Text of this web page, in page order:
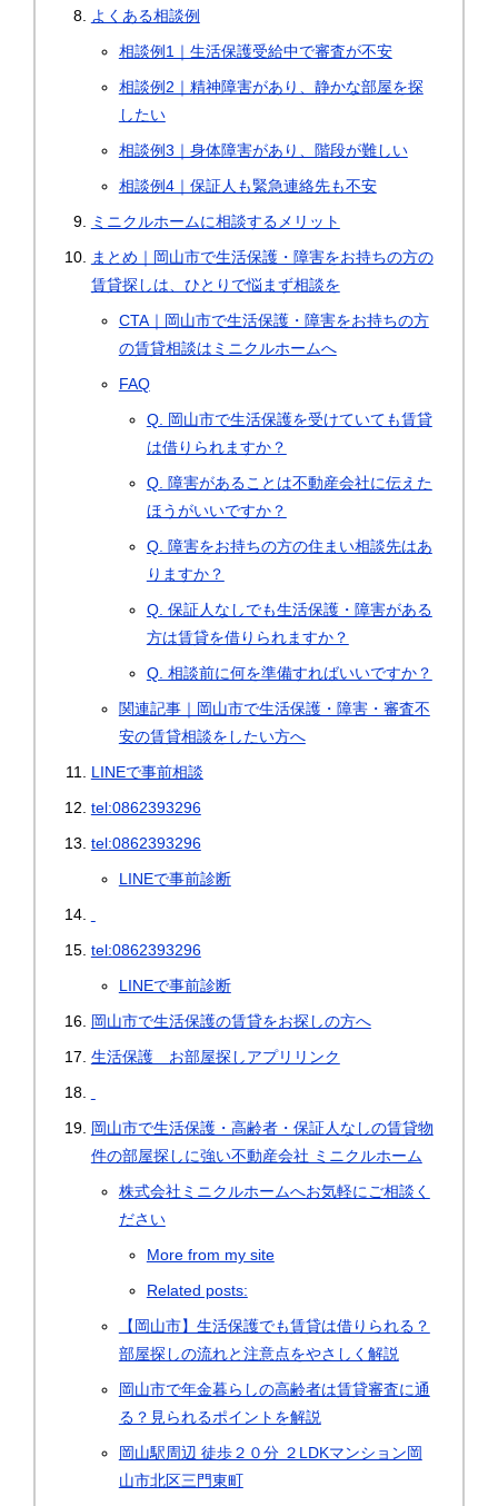
よくある相談例
相談例1｜生活保護受給中で審査が不安
相談例2｜精神障害があり、静かな部屋を探
したい
相談例3｜身体障害があり、階段が難しい
相談例4｜保証人も緊急連絡先も不安
ミニクルホームに相談するメリット
まとめ｜岡山市で生活保護・障害をお持ちの方の
賃貸探しは、ひとりで悩まず相談を
CTA｜岡山市で生活保護・障害をお持ちの方
の賃貸相談はミニクルホームへ
FAQ
Q. 岡山市で生活保護を受けていても賃貸
は借りられますか？
Q. 障害があることは不動産会社に伝えた
ほうがいいですか？
Q. 障害をお持ちの方の住まい相談先はあ
りますか？
Q. 保証人なしでも生活保護・障害がある
方は賃貸を借りられますか？
Q. 相談前に何を準備すればいいですか？
関連記事｜岡山市で生活保護・障害・審査不
安の賃貸相談をしたい方へ
LINEで事前相談
tel:0862393296
tel:0862393296
LINEで事前診断
tel:0862393296
LINEで事前診断
岡山市で生活保護の賃貸をお探しの方へ
生活保護 お部屋探しアプリリンク
岡山市で生活保護・高齢者・保証人なしの賃貸物
件の部屋探しに強い不動産会社 ミニクルホーム
株式会社ミニクルホームへお気軽にご相談く
ださい
More from my site
Related posts:
【岡山市】生活保護でも賃貸は借りられる？
部屋探しの流れと注意点をやさしく解説
岡山市で年金暮らしの高齢者は賃貸審査に通
る？見られるポイントを解説
岡山駅周辺 徒歩２０分 ２LDKマンション岡
山市北区三門東町